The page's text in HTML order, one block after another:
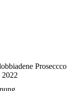
Proseccco